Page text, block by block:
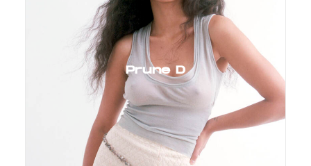
Prune D